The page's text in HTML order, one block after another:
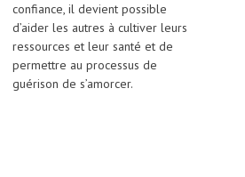
confiance, il devient possible
d’aider les autres à cultiver leurs
ressources et leur santé et de
permettre au processus de
guérison de s’amorcer.